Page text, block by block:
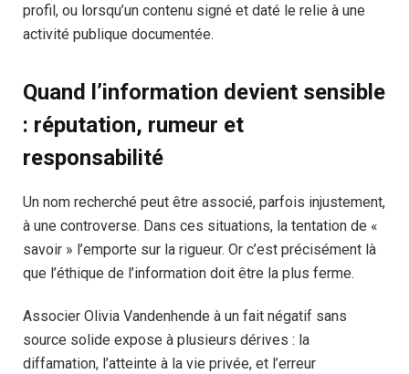
profil, ou lorsqu’un contenu signé et daté le relie à une
activité publique documentée.
Quand l’information devient sensible
: réputation, rumeur et
responsabilité
Un nom recherché peut être associé, parfois injustement,
à une controverse. Dans ces situations, la tentation de «
savoir » l’emporte sur la rigueur. Or c’est précisément là
que l’éthique de l’information doit être la plus ferme.
Associer Olivia Vandenhende à un fait négatif sans
source solide expose à plusieurs dérives : la
diffamation, l’atteinte à la vie privée, et l’erreur